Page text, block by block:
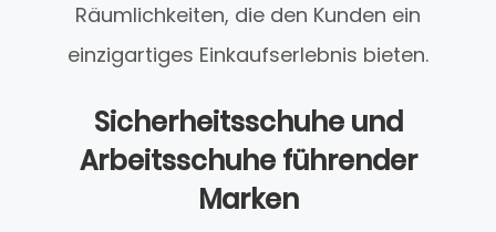
Räumlichkeiten, die den Kunden ein
einzigartiges Einkaufserlebnis bieten.
Sicherheitsschuhe und
Arbeitsschuhe führender
Marken